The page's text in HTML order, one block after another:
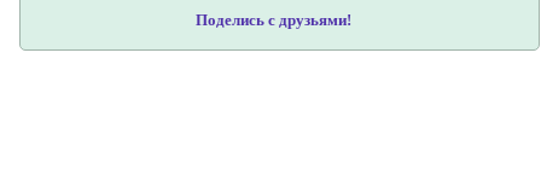
Поделись с друзьями!